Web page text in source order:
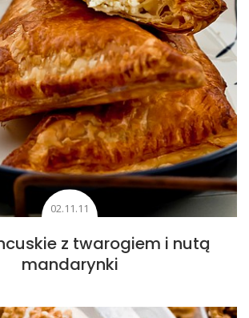
02.11.11
z twarogiem i nutą
mandarynki